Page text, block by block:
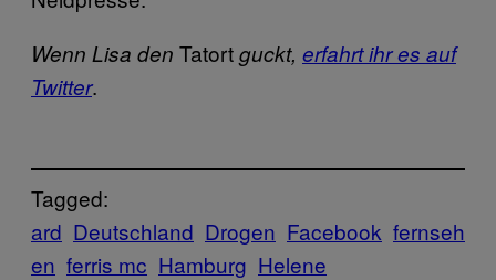
Wenn Lisa den Tatortguckt, erfahrt ihr es auf
Twitter.
Tagged:
ard Deutschland Drogen Facebook fernseh
en ferris mc Hamburg Helene